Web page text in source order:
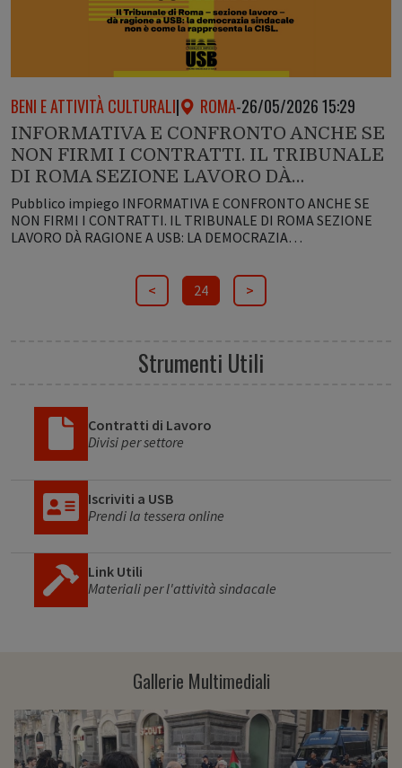
BENI E ATTIVITÀ CULTURALI| ROMA-26/05/2026 15:29
INFORMATIVA E CONFRONTO ANCHE SE
NON FIRMI I CONTRATTI. IL TRIBUNALE
DI ROMA SEZIONE LAVORO DÀ…
Pubblico impiego INFORMATIVA E CONFRONTO ANCHE SE
NON FIRMI I CONTRATTI. IL TRIBUNALE DI ROMA SEZIONE
LAVORO DÀ RAGIONE A USB: LA DEMOCRAZIA…
< 24 >
Strumenti Utili
Contratti di Lavoro
Divisi per settore
Iscriviti a USB
Prendi la tessera online
Link Utili
Materiali per l'attività sindacale
Gallerie Multimediali